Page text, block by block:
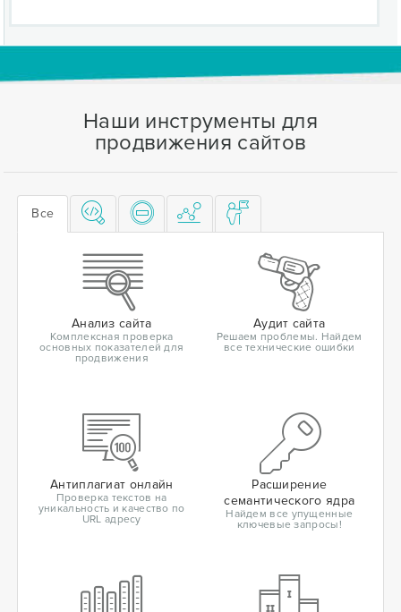
Наши инструменты для
продвижения сайтов
Все
Анализ сайта
Комплексная проверка
основных показателей для
продвижения
Аудит сайта
Решаем проблемы. Найдем
все технические ошибки
Антиплагиат онлайн
Проверка текстов на
уникальность и качество по
URL адресу
Расширение
семантического ядра
Найдем все упущенные
ключевые запросы!